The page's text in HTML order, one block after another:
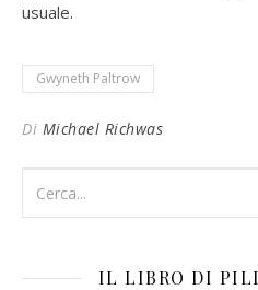
usuale.
Gwyneth Paltrow
Di Michael Richwas
IL LIBRO DI